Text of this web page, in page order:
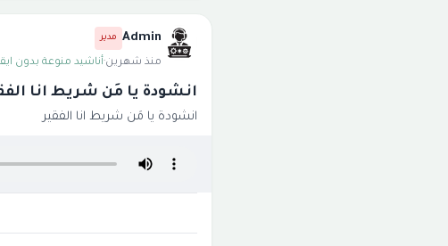
Admin مدير
منذ شهرين·أناشيد منوعة بدون
انشودة يا مَن شريط انا
انشودة يا مَن شريط انا الفقير